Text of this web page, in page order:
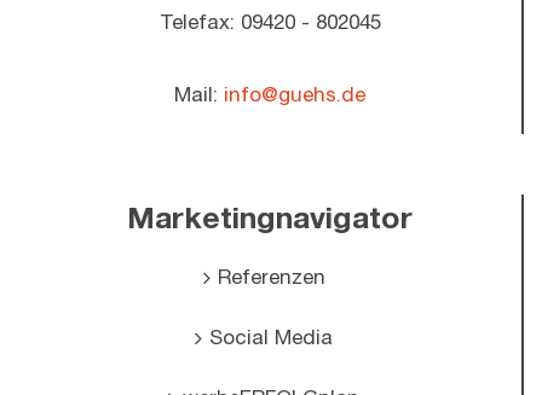
Telefax: 09420 - 802045
Mail: info@guehs.de
Marketingnavigator
Referenzen
Social Media